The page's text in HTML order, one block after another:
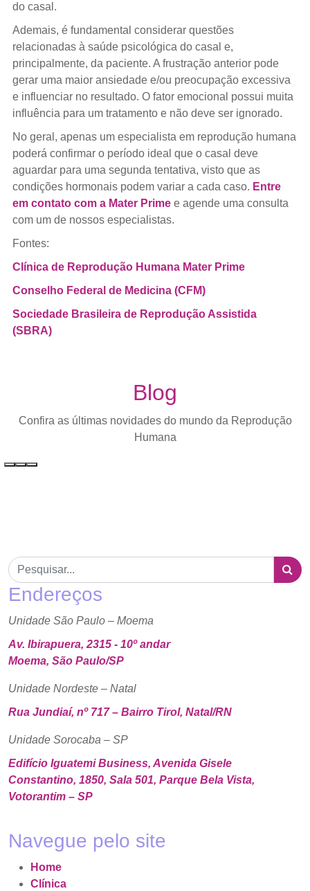
do casal.
Ademais, é fundamental considerar questões
relacionadas à saúde psicológica do casal e,
principalmente, da paciente. A frustração anterior pode
gerar uma maior ansiedade e/ou preocupação excessiva
e influenciar no resultado. O fator emocional possui muita
influência para um tratamento e não deve ser ignorado.
No geral, apenas um especialista em reprodução humana
poderá confirmar o período ideal que o casal deve
aguardar para uma segunda tentativa, visto que as
condições hormonais podem variar a cada caso. Entre
em contato com a Mater Primee agende uma consulta
com um de nossos especialistas.
Fontes:
Clínica de Reprodução Humana Mater Prime
Conselho Federal de Medicina (CFM)
Sociedade Brasileira de Reprodução Assistida
(SBRA)
Blog
Confira as últimas novidades do mundo da Reprodução
Humana
Endereços
Unidade São Paulo – Moema
Av. Ibirapuera, 2315 - 10º andar
Moema, São Paulo/SP
Unidade Nordeste – Natal
Rua Jundiaí, nº 717 – Bairro Tirol, Natal/RN
Unidade Sorocaba – SP
Edifício Iguatemi Business, Avenida Gisele
Constantino, 1850, Sala 501, Parque Bela Vista,
Votorantim – SP
Navegue pelo site
Home
Clínica